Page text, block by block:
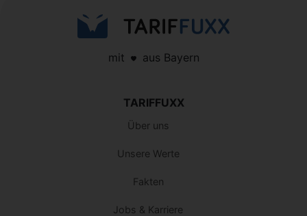
mit aus Bayern
TARIFFUXX
Über uns
Unsere Werte
Fakten
Jobs & Karriere